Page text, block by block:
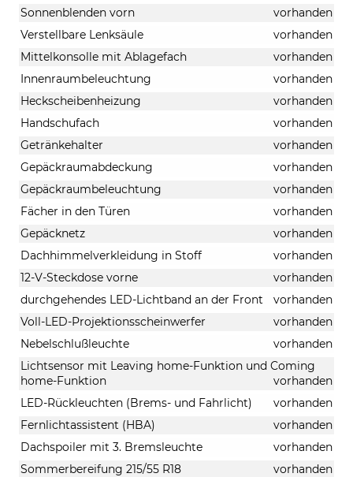
Sonnenblenden vorn
vorhanden
Verstellbare Lenksäule
vorhanden
Mittelkonsolle mit Ablagefach
vorhanden
Innenraumbeleuchtung
vorhanden
Heckscheibenheizung
vorhanden
Handschufach
vorhanden
Getränkehalter
vorhanden
Gepäckraumabdeckung
vorhanden
Gepäckraumbeleuchtung
vorhanden
Fächer in den Türen
vorhanden
Gepäcknetz
vorhanden
Dachhimmelverkleidung in Stoff
vorhanden
12-V-Steckdose vorne
vorhanden
durchgehendes LED-Lichtband an der Front
vorhanden
Voll-LED-Projektionsscheinwerfer
vorhanden
Nebelschlußleuchte
vorhanden
Lichtsensor mit Leaving home-Funktion und Coming
home-Funktion
vorhanden
LED-Rückleuchten (Brems- und Fahrlicht)
vorhanden
Fernlichtassistent (HBA)
vorhanden
Dachspoiler mit 3. Bremsleuchte
vorhanden
Sommerbereifung 215/55 R18
vorhanden